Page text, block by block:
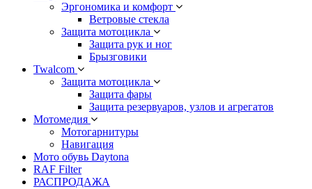
Эргономика и комфорт
Ветровые стекла
Защита мотоцикла
Защита рук и ног
Брызговики
Twalcom
Защита мотоцикла
Защита фары
Защита резервуаров, узлов и агрегатов
Мотомедия
Мотогарнитуры
Навигация
Мото обувь Daytona
RAF Filter
РАСПРОДАЖА